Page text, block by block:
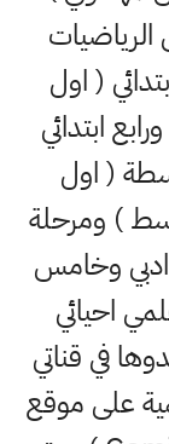
( اول
ابتدائي
( اول
) ومرحلة
ادبي وخامس
احيائي
في قناتي
على موقع